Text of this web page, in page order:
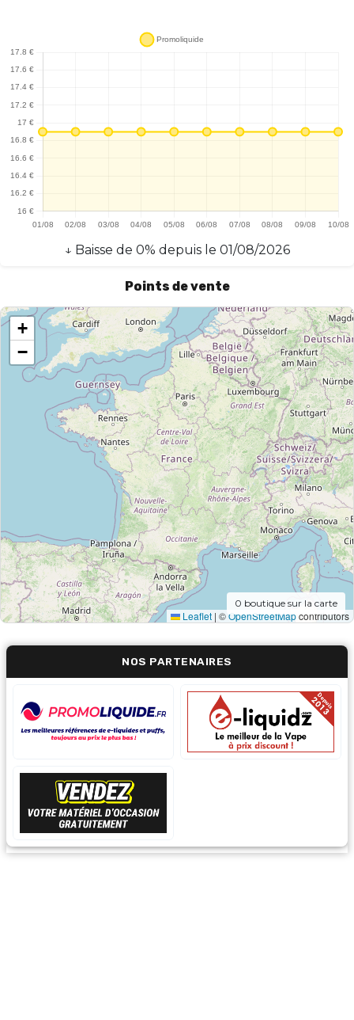
↓ Baisse de 0% depuis le 01/08/2026
Points de vente
+
−
Leaflet | ©OpenStreetMapcontributors
0 boutique sur la carte
NOS PARTENAIRES